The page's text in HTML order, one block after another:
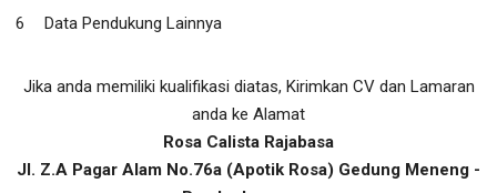
Data Pendukung Lainnya
Jika anda memiliki kualifikasi diatas, Kirimkan CV dan Lamaran
anda ke Alamat
Rosa Calista Rajabasa
Jl. Z.A Pagar Alam No.76a (Apotik Rosa) Gedung Meneng -